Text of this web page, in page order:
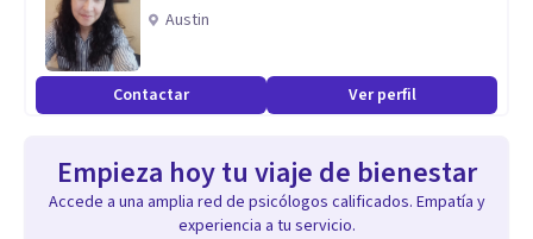
Psicoterapia.
Austin
Contactar Ver perfil
Empieza hoy tu viaje de bienestar
Accede a una amplia red de psicólogos calificados. Empatía y
experiencia a tu servicio.